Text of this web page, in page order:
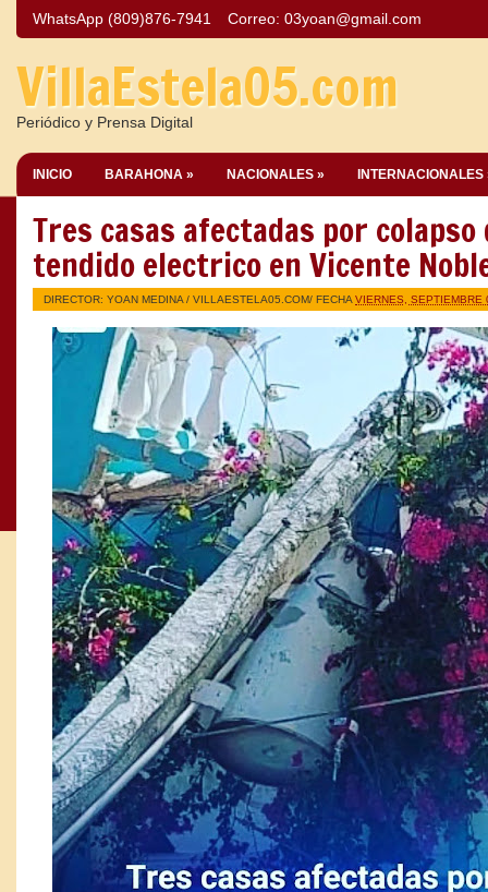
WhatsApp (809)876-7941 Correo: 03yoan@gmail.com
VillaEstela05.com
Periódico y Prensa Digital
INICIO BARAHONA » NACIONALES » INTERNACIONALES
Tres casas afectadas por
tendido electrico en Vicente
DIRECTOR: YOAN MEDINA / VILLAESTELA05.COM/ FECHA VIERNES, SEPTIEMBRE